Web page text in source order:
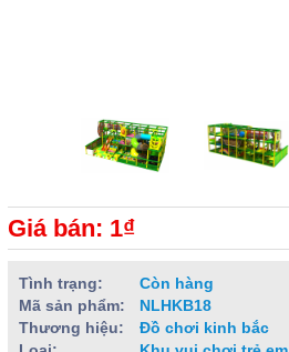
Giá bán: 1₫
Tình trạng:
Còn hàng
Mã sản phẩm:
NLHKB18
Thương hiệu:
Đồ chơi kinh bắc